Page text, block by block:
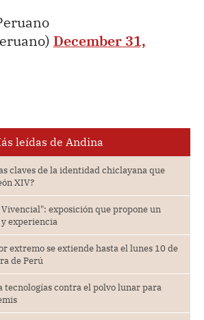
December 31,
leídas de Andina
claves de la identidad chiclayana que
XIV?
exposición que propone un
experiencia
extremo se extiende hasta el lunes 10 de
de Perú
tecnologías contra el polvo lunar para